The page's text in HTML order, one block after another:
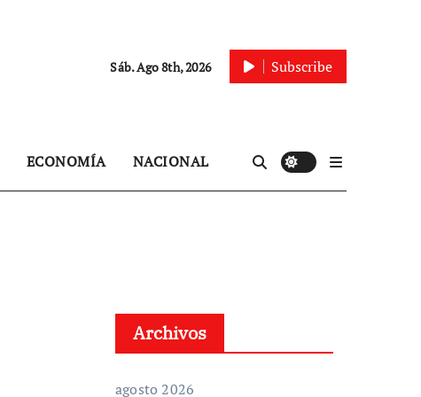
Sáb. Ago 8th, 2026 Subscribe
ECONOMÍA NACIONAL
Archivos
agosto 2026